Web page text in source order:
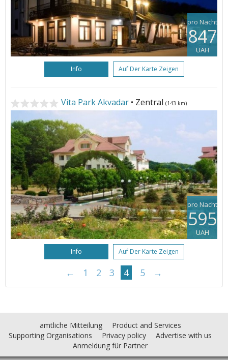
pro Nacht
847
UAH
Info Auf Der Karte Zeigen
Vita Park Akvadar • Zentral (143 km)
pro Nacht
595
UAH
Info Auf Der Karte Zeigen
← 1 2 3 4 5 →
amtliche Mitteilung
Product and Services
Supporting Organisations
Privacy policy
Advertise with us
Anmeldung für Partner